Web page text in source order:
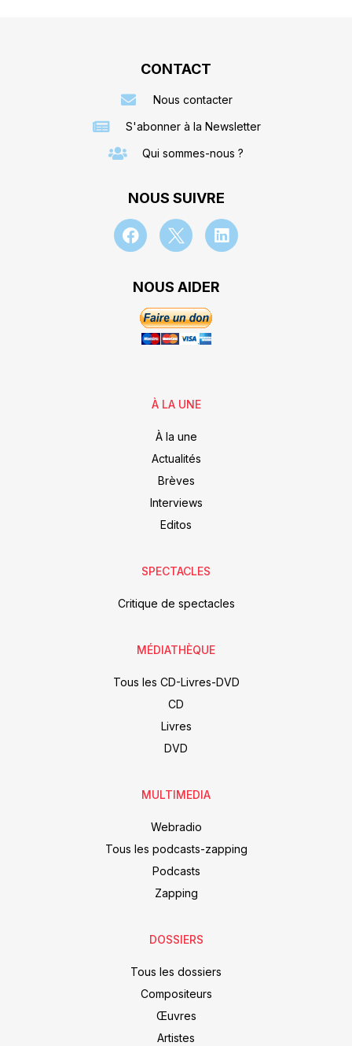
CONTACT
Nous contacter
S'abonner à la Newsletter
Qui sommes-nous ?
NOUS SUIVRE
NOUS AIDER
À LA UNE
À la une
Actualités
Brèves
Interviews
Editos
SPECTACLES
Critique de spectacles
MÉDIATHÈQUE
Tous les CD-Livres-DVD
CD
Livres
DVD
MULTIMEDIA
Webradio
Tous les podcasts-zapping
Podcasts
Zapping
DOSSIERS
Tous les dossiers
Compositeurs
Œuvres
Artistes